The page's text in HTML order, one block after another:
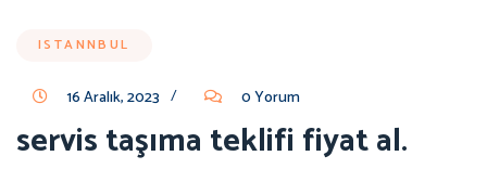
ISTANNBUL
16 Aralık, 2023 / 0 Yorum
servis taşıma teklifi fiyat al.